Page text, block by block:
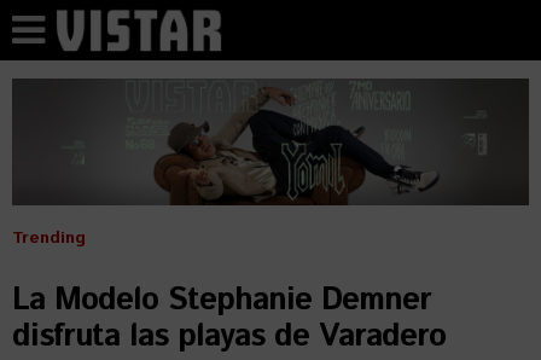
Trending
La Modelo Stephanie Demner
disfruta las playas de Varadero